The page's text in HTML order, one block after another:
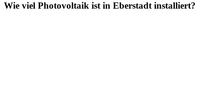
Wie viel Photovoltaik ist in Eberstadt installiert?